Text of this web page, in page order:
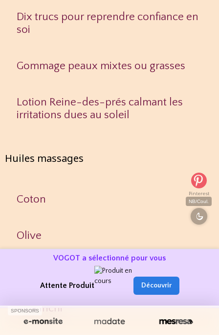
Dix trucs pour reprendre confiance en
soi
Gommage peaux mixtes ou grasses
Lotion Reine-des-prés calmant les
irritations dues au soleil
Huiles massages
Coton
Olive
Inca Inchi
Pinterest
NB/Coul.
VOGOT a sélectionné pour vous
Attente Produit Découvrir
SPONSORS